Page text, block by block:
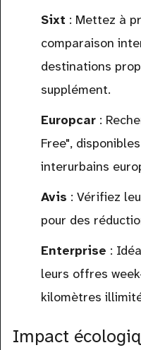
Sixt : Mettez à
comparaison
destinations
supplément.
Europcar:
Free",
interurbains
Avis : Vérifiez
pour des
Enterprise :
leurs offres
kilomètres
Impact